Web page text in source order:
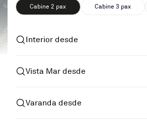
Cabine 2 pax Cabine 3 pax
Interior desde
Vista Mar desde
Varanda desde